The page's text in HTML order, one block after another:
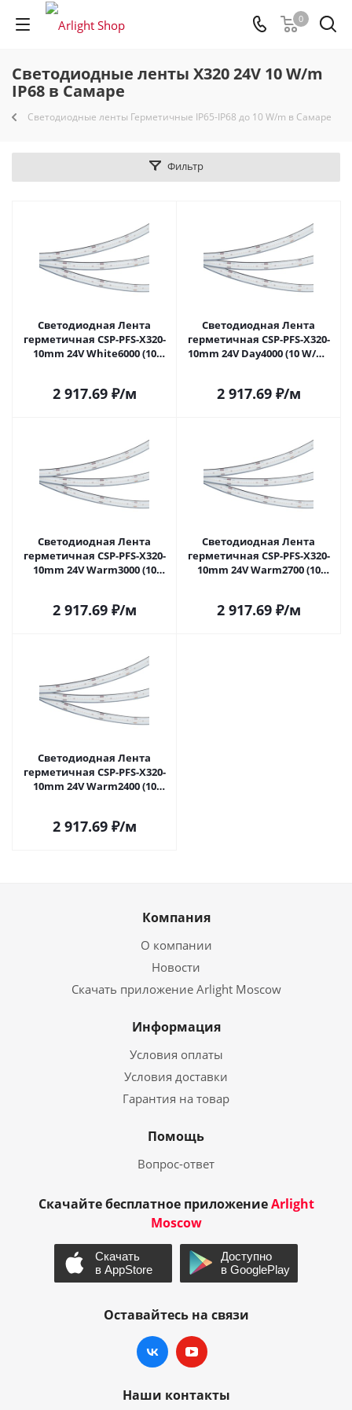
0
Светодиодные ленты X320 24V 10 W/m
IP68 в Самаре
Светодиодные ленты Герметичные IP65-IP68 до 10 W/m в Самаре
Фильтр
Светодиодная Лента
герметичная CSP-PFS-X320-
10mm 24V White6000 (10
2 917.69₽/м
Светодиодная Лента
герметичная CSP-PFS-X320-
10mm 24V Day4000 (10 W/m,
2 917.69₽/м
Светодиодная Лента
герметичная CSP-PFS-X320-
10mm 24V Warm3000 (10
2 917.69₽/м
Светодиодная Лента
герметичная CSP-PFS-X320-
10mm 24V Warm2700 (10
2 917.69₽/м
Светодиодная Лента
герметичная CSP-PFS-X320-
10mm 24V Warm2400 (10
2 917.69₽/м
Компания
О компании
Новости
Скачать приложение Arlight Moscow
Информация
Условия оплаты
Условия доставки
Гарантия на товар
Помощь
Вопрос-ответ
Скачайте бесплатное приложениеArlight
Moscow
Оставайтесь на связи
Наши контакты